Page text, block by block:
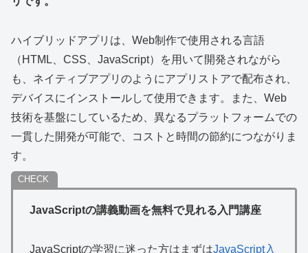
ハイブリッドアプリは、Web制作で使用される言語
（HTML、CSS、JavaScript）を用いて開発されながら
も、ネイティブアプリのようにアプリストアで配布され、
デバイスにインストールして使用できます。また、Web
技術を基盤にしているため、異なるプラットフォームでの
一貫した開発が可能で、コストと時間の節約につながりま
す。
JavaScriptの講義動画を無料で見れる入門講座
JavaScriptの学習に迷った方はまずはJavaScript入